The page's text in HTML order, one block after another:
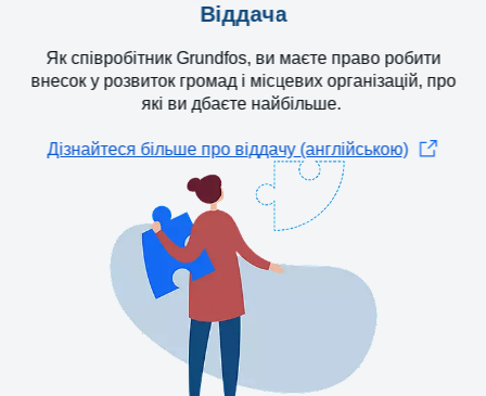
Віддача
Як співробітник Grundfos, ви маєте право робити
внесок у розвиток громад і місцевих організацій, про
які ви дбаєте найбільше.
Дізнайтеся більше про віддачу (англійською)